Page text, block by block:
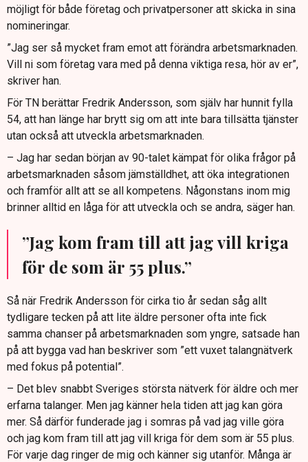
möjligt för både företag och privatpersoner att skicka in sina
nomineringar.
”Jag ser så mycket fram emot att förändra arbetsmarknaden.
Vill ni som företag vara med på denna viktiga resa, hör av er”,
skriver han.
För TN berättar Fredrik Andersson, som själv har hunnit fylla
54, att han länge har brytt sig om att inte bara tillsätta tjänster
utan också att utveckla arbetsmarknaden.
– Jag har sedan början av 90-talet kämpat för olika frågor på
arbetsmarknaden såsom jämställdhet, att öka integrationen
och framför allt att se all kompetens. Någonstans inom mig
brinner alltid en låga för att utveckla och se andra, säger han.
”Jag kom fram till att jag vill kriga
för de som är 55 plus.”
Så när Fredrik Andersson för cirka tio år sedan såg allt
tydligare tecken på att lite äldre personer ofta inte fick
samma chanser på arbetsmarknaden som yngre, satsade han
på att bygga vad han beskriver som ”ett vuxet talangnätverk
med fokus på potential”.
– Det blev snabbt Sveriges största nätverk för äldre och mer
erfarna talanger. Men jag känner hela tiden att jag kan göra
mer. Så därför funderade jag i somras på vad jag ville göra
och jag kom fram till att jag vill kriga för dem som är 55 plus.
För varje dag ringer de mig och känner sig utanför. Många är